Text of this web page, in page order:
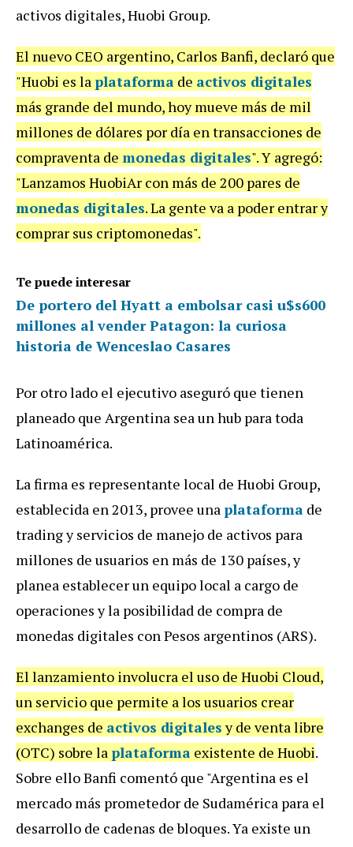
activos digitales, Huobi Group.
El nuevo CEO argentino, Carlos Banfi, declaró que
"Huobi es laplataforma de activos digitales
más grande del mundo, hoy mueve más de mil
millones de dólares por día en transacciones de
compraventa de monedas digitales". Y agregó:
"Lanzamos HuobiAr con más de 200 pares de
monedas digitales. La gente va a poder entrar y
comprar sus criptomonedas".
Te puede interesar
De portero del Hyatt a embolsar casi u$s600
millones al vender Patagon: la curiosa
historia de Wenceslao Casares
Por otro lado el ejecutivo aseguró que tienen
planeado que Argentina sea un hub para toda
Latinoamérica.
La firma es representante local de Huobi Group,
establecida en 2013, provee unaplataforma de
trading y servicios de manejo de activos para
millones de usuarios en más de 130 países, y
planea establecer un equipo local a cargo de
operaciones y la posibilidad de compra de
monedas digitales con Pesos argentinos (ARS).
El lanzamiento involucra el uso de Huobi Cloud,
un servicio que permite a los usuarios crear
exchanges de activos digitalesy de venta libre
(OTC) sobre laplataforma existente de Huobi.
Sobre ello Banfi comentó que "Argentina es el
mercado más prometedor de Sudamérica para el
desarrollo de cadenas de bloques. Ya existe un